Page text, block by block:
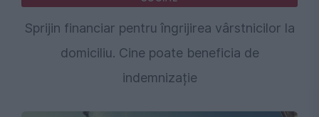
Sprijin financiar pentru îngrijirea vârstnicilor la
domiciliu. Cine poate beneficia de
indemnizație